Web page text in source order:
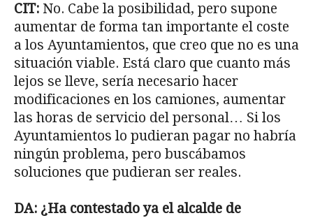
CIT: No. Cabe la posibilidad, pero supone
aumentar de forma tan importante el coste
a los Ayuntamientos, que creo que no es una
situación viable. Está claro que cuanto más
lejos se lleve, sería necesario hacer
modificaciones en los camiones, aumentar
las horas de servicio del personal… Si los
Ayuntamientos lo pudieran pagar no habría
ningún problema, pero buscábamos
soluciones que pudieran ser reales.
DA: ¿Ha contestado ya el alcalde de